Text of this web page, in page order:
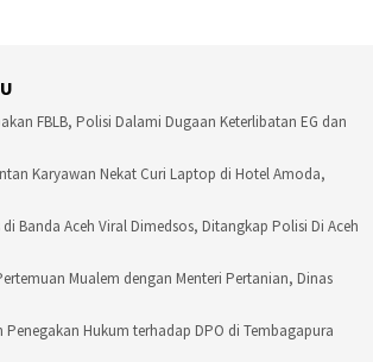
FBLB, Polisi Dalami Dugaan Keterlibatan EG dan
Karyawan Nekat Curi Laptop di Hotel Amoda,
Banda Aceh Viral Dimedsos, Ditangkap Polisi Di Aceh
Mualem dengan Menteri Pertanian, Dinas
Hukum terhadap DPO di Tembagapura